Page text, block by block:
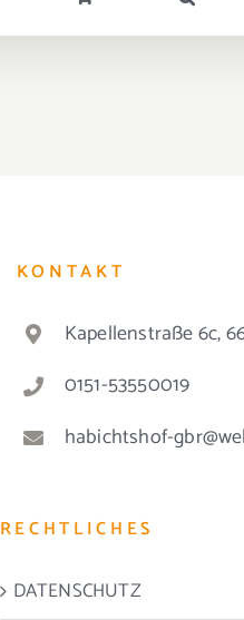
KONTAKT
Kapellenstraße 6c,
0151-53550019
habichtshof-
RECHTLICHES
DATENSCHUTZ